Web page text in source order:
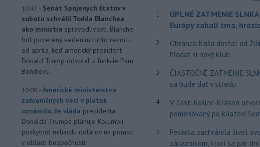
10:47 - Senát Spojených štátov v
sobotu schválil Todda Blanchea
ako ministra spravodlivosti. Blanche
bol poverený vedením tohto rezortu
od apríla, keď americký prezident
Donald Trump odvolal z funkcie Pam
Bondiovú.
10:00 - Americké ministerstvo
zahraničných vecí v piatok
oznámilo, že vláda prezidenta
Donalda Trumpa plánuje Kolumbii
poskytnúť miliardu dolárov na pomoc
v oblasti bezpečnosti.
1
ÚPLNÉ ZATMENIE
Európy zahalí tma,
2
Obranca Kaša dostal od
hľadať si nový klub
3
ČIASTOČNÉ ZATMENIE
sa bude dať v stredu
4
V časti Košice-Krásna
pomenovaný po kňazovi
5
Pekárka zachránila život
zákazníkom, ktorí sa pár